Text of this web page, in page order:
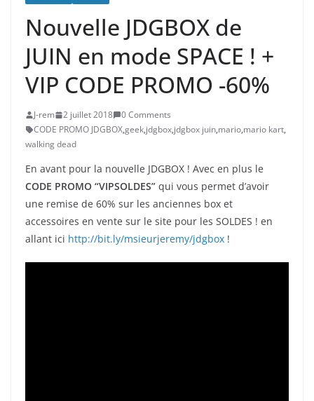
Nouvelle JDGBOX de
JUIN en mode SPACE ! +
VIP CODE PROMO -60%
J-rem 2 juillet 2018
0 Comments
CODE PROMO JDGBOX,geek,jdgbox,jdgbox juin,mario,mario kart,
walking dead
En avant pour la nouvelle JDGBOX ! Avec en plus le
CODE PROMO “VIPSOLDES” qui vous permet d’avoir
une remise de 60% sur les anciennes box et
accessoires en vente sur le site pour les SOLDES ! en
allant ici http://bit.ly/msieurjeremy/jdgbox !